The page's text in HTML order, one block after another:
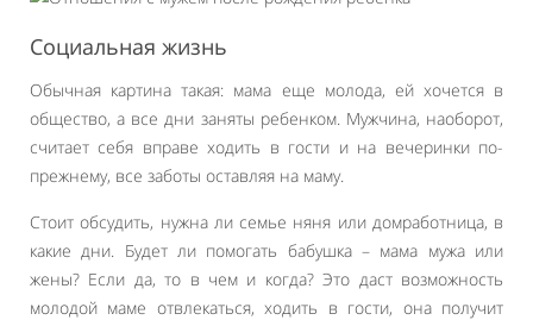
Социальная жизнь
Обычная картина такая: мама еще молода, ей хочется в
общество, а все дни заняты ребенком. Мужчина, наоборот,
считает себя вправе ходить в гости и на вечеринки по-
прежнему, все заботы оставляя на маму.
Стоит обсудить, нужна ли семье няня или домработница, в
какие дни. Будет ли помогать бабушка – мама мужа или
жены? Если да, то в чем и когда? Это даст возможность
молодой маме отвлекаться, ходить в гости, она получит